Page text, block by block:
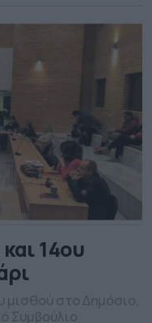
14ου